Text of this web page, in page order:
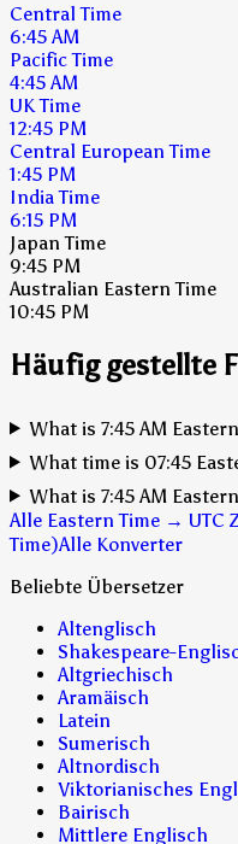
Central Time
6:45 AM
Pacific Time
4:45 AM
UK Time
12:45 PM
Central European Time
1:45 PM
India Time
6:15 PM
Japan Time
9:45 PM
Australian Eastern Time
10:45 PM
Häufig gestellte
What is 7:45 AM
What time is 07:45
What is 7:45 AM
Alle Eastern Time → UTC
Time)Alle Konverter
Beliebte Übersetzer
Altenglisch
Shakespeare-
Altgriechisch
Aramäisch
Latein
Sumerisch
Altnordisch
Viktorianisches
Bairisch
Mittlere Englisch